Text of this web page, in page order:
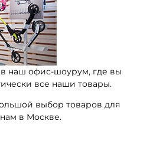
наш офис-шоурум, где вы
все наши товары.
выбор товаров для
в Москве.